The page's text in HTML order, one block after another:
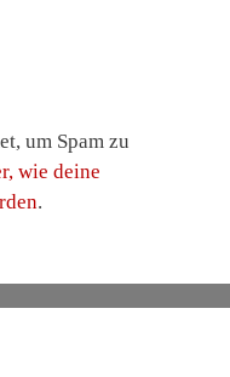
um Spam zu
wie deine
.